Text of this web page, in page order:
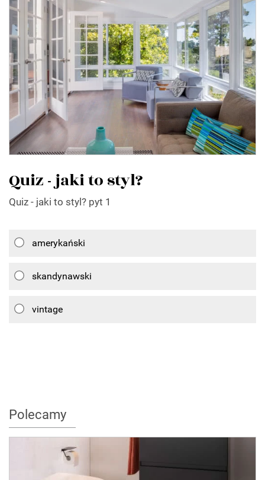
Quiz - jaki to styl?
Quiz - jaki to styl? pyt 1
amerykański
skandynawski
vintage
Polecamy